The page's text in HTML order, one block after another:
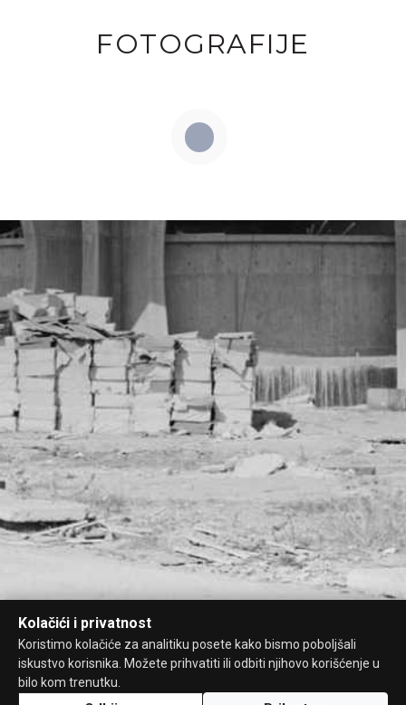
FOTOGRAFIJE
Kolačići i privatnost
Koristimo kolačiće za analitiku posete kako bismo poboljšali
iskustvo korisnika. Možete prihvatiti ili odbiti njihovo korišćenje u
bilo kom trenutku.